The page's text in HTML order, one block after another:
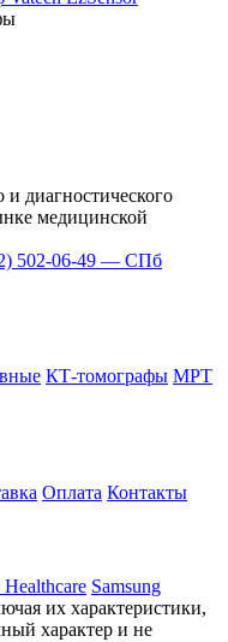
диагностического
медицинской
502-06-49 — СПб
КТ-томографы МРТ
Оплата Контакты
Samsung
их характеристики,
характер и не